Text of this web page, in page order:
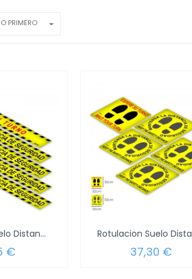
PRIMERO
Rotulacion Suelo Distancia Seguridad y...
€ 37,30 €